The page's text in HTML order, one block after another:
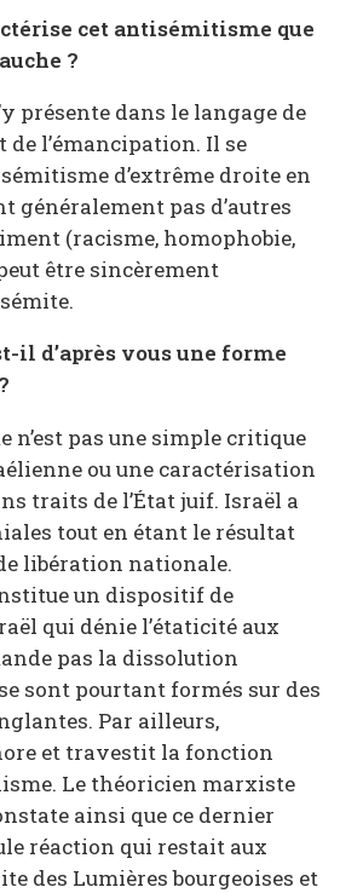
cet antisémitisme que
?
présente dans le langage de
de l’émancipation. Il se
d’extrême droite en
généralement pas d’autres
(racisme, homophobie,
être sincèrement
il d’après vous une forme
n’est pas une simple critique
ou une caractérisation
traits de l’État juif. Israël a
tout en étant le résultat
libération nationale.
un dispositif de
qui dénie l’étaticité aux
pas la dissolution
sont pourtant formés sur des
Par ailleurs,
et travestit la fonction
Le théoricien marxiste
ainsi que ce dernier
réaction qui restait aux
des Lumières bourgeoises et